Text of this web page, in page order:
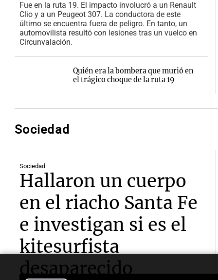
Fue en la ruta 19. El impacto involucró a un Renault
Clio y a un Peugeot 307. La conductora de este
último se encuentra fuera de peligro. En tanto, un
automovilista resultó con lesiones tras un vuelco en
Circunvalación.
Quién era la bombera que murió en
el trágico choque de la ruta 19
Sociedad
Sociedad
Hallaron un cuerpo
en el riacho Santa Fe
e investigan si es el
kitesurfista
desaparecido